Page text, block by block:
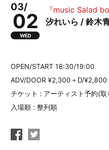
03/
02
WED
『music Salad
汐れいら / 鈴木
OPEN/START 18:30/19:00
ADV/DOOR ¥2,300＋D/¥2,800
チケット : アーティスト予約(取
入場順 : 整列順